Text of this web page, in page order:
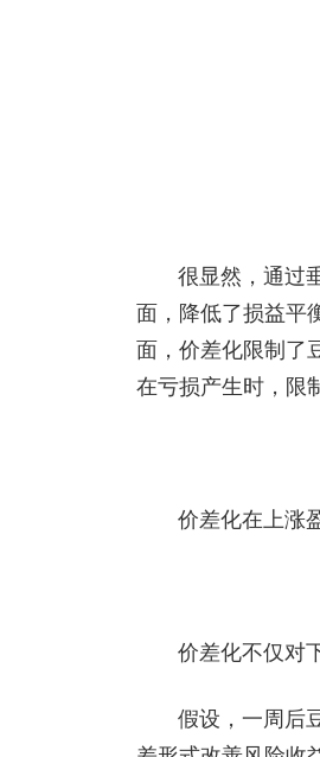
很显然，通过
面，降低了损益平
面，价差化限制了
在亏损产生时，限
价差化在上涨
价差化不仅对
假设，一周后